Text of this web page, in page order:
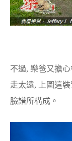
不過, 樂爸又擔
走太遠, 上圖這
臉譜所構成。